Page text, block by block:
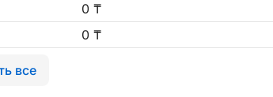
0 ₸
0 ₸
все